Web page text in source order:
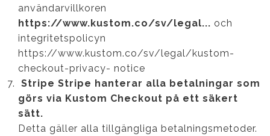
användarvillkoren
https://www.kustom.co/sv/legal... och
integritetspolicyn
https://www.kustom.co/sv/legal/kustom-
checkout-privacy- notice
Stripe Stripe hanterar alla betalningar som
görs via Kustom Checkout på ett säkert
sätt.
Detta gäller alla tillgängliga betalningsmetoder.